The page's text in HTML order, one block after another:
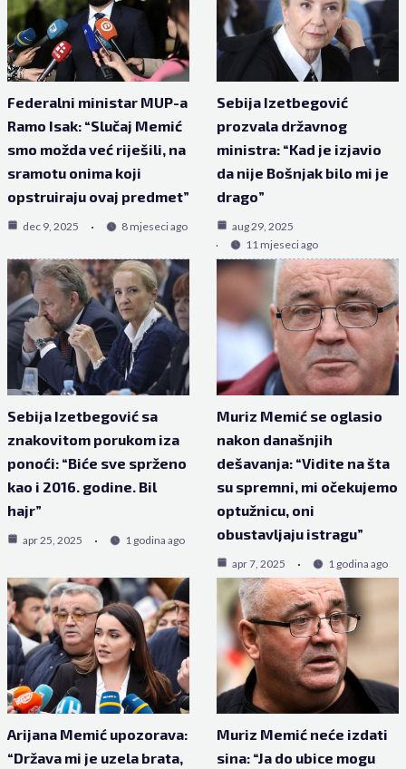
Federalni ministar MUP-a
Ramo Isak: “Slučaj Memić
smo možda već riješili, na
sramotu onima koji
opstruiraju ovaj predmet”
dec 9, 2025 8 mjeseci ago
Sebija Izetbegović
prozvala državnog
ministra: “Kad je izjavio
da nije Bošnjak bilo mi je
drago”
aug 29, 2025
11 mjeseci ago
Sebija Izetbegović sa
znakovitom porukom iza
ponoći: “Biće sve sprženo
kao i 2016. godine. Bil
hajr”
apr 25, 2025 1 godina ago
Muriz Memić se oglasio
nakon današnjih
dešavanja: “Vidite na šta
su spremni, mi očekujemo
optužnicu, oni
obustavljaju istragu”
apr 7, 2025 1 godina ago
Arijana Memić upozorava:
“Država mi je uzela brata,
Muriz Memić neće izdati
sina: “Ja do ubice mogu